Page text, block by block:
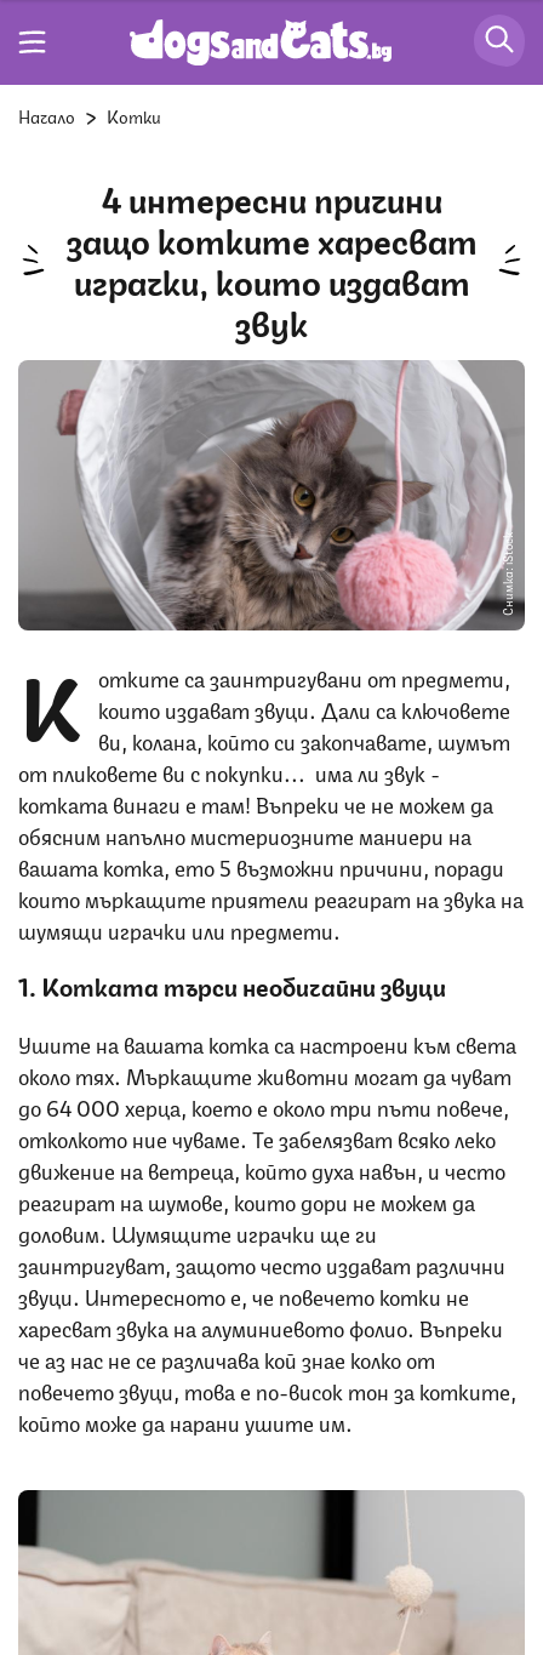
Начало Котки
4 интересни причини
защо котките харесват
играчки, които издават
звук
Снимка: iStock
К отките са заинтригувани от предмети,
които издават звуци. Дали са ключовете
ви, колана, който си закопчавате, шумът
от пликовете ви с покупки... има ли звук -
котката винаги е там! Въпреки че не можем да
обясним напълно мистериозните маниери на
вашата котка, ето 5 възможни причини, поради
които мъркащите приятели реагират на звука на
шумящи играчки или предмети.
1. Котката търси необичайни звуци
Ушите на вашата котка са настроени към света
около тях. Мъркащите животни могат да чуват
до 64 000 херца, което е около три пъти повече,
отколкото ние чуваме. Те забелязват всяко леко
движение на ветреца, който духа навън, и често
реагират на шумове, които дори не можем да
доловим. Шумящите играчки ще ги
заинтригуват, защото често издават различни
звуци. Интересното е, че повечето котки не
харесват звука на алуминиевото фолио. Въпреки
че аз нас не се различава кой знае колко от
повечето звуци, това е по-висок тон за котките,
който може да нарани ушите им.